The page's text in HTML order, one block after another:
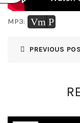
MP3: Vm P
PREVIOUS